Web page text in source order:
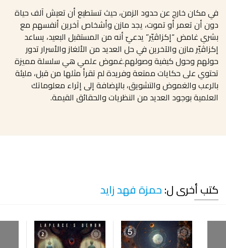
في مكان خارج عن حدود الزمن، حيث تستطيع أن تعيش آلف حياة
دون أن تعمر أو تموت، يجد مازن وأشخاص آخرين أنفسهم مع
بشري غامض “إكزاڤيّر” يدعيّ أنه من المستقبل البعيد، يساعد
إكزاڤيّر مازن والآخرين في حل العديد من الألغاز والأسرار تدور
حولهم وحول كيفية وصولهم.غموض علمي هي سلسلة مميزة
تحتوي على حكايات ممتعة وفريدة لم تقرأ مثلها من قبل، مليئة
بالرعب والغموض والتشويق، بالإضافة إلى إثراء معلوماتك
العلمية بوجود العديد من النظريات والحقائق القيمة.
كتب أخرى ل:حمزة فهد زايد